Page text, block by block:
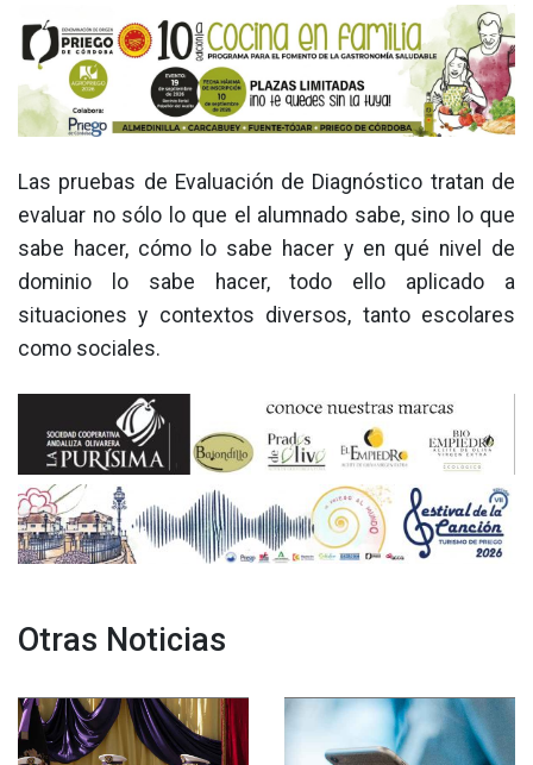
Las pruebas de Evaluación de Diagnóstico tratan de
evaluar no sólo lo que el alumnado sabe, sino lo que
sabe hacer, cómo lo sabe hacer y en qué nivel de
dominio lo sabe hacer, todo ello aplicado a
situaciones y contextos diversos, tanto escolares
como sociales.
Otras Noticias